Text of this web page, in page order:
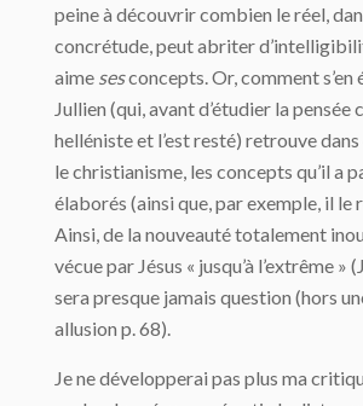
peine à découvrir combien le réel,
concrétude, peut abriter
aime sesconcepts. Or, comment s’en
Jullien (qui, avant d’étudier la pensée
helléniste et l’est resté) retrouve dans
le christianisme, les concepts qu’il a
élaborés (ainsi que, par exemple, il le
Ainsi, de la nouveauté totalement
vécue par Jésus « jusqu’à l’extrême »
sera presque jamais question (hors
allusion p. 68).
Je ne développerai pas plus ma